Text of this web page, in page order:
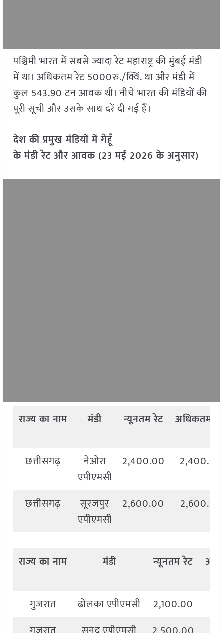
पश्चिमी भारत में सबसे ज्यादा रेट महाराष्ट्र की मुंबई मंडी
में था। अधिकतम रेट 5000रु./क्विं. था और मंडी में
कुल 543.90 टन आवक थी। नीचे भारत की मंडियों की
पूरी सूची और उसके साथ दरें दी गई हैं।
देश की प्रमुख मंडियों में गेहूँ
के मंडी रेट और आवक (23 मई 2026 के अनुसार)
राज्यकानाम मंडी न्यूनतमरेट अधिकतम
छत्तीसगढ़
नेओरा
एपीएमसी
2,400.00 2,400.00
छत्तीसगढ़
सूरजपुर
एपीएमसी
2,600.00 2,600.00
राज्यकानाम मंडी न्यूनतमरेट
गुजरात ढोलका एपीएमसी 2,100.00